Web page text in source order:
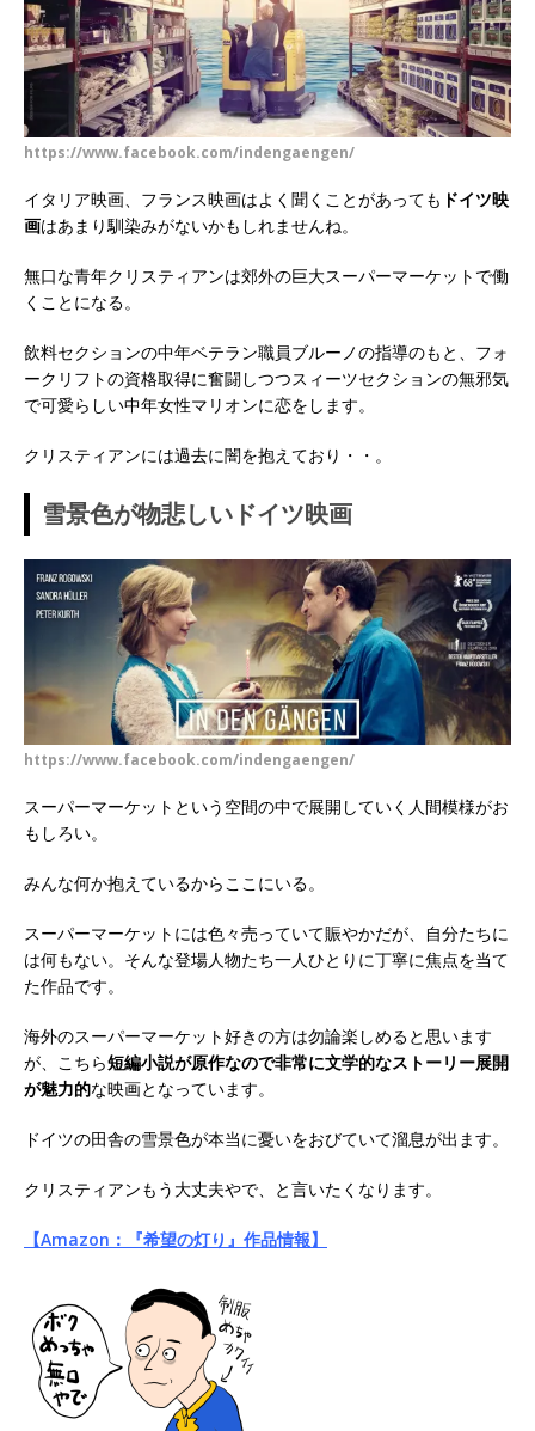
https://www.facebook.com/indengaengen/
イタリア映画、フランス映画はよく聞くことがあっても ドイツ映
画はあまり馴染みがないかもしれませんね。
無口な青年クリスティアンは郊外の巨大スーパーマーケットで働
くことになる。
飲料セクションの中年ベテラン職員ブルーノの指導のもと、フォ
ークリフトの資格取得に奮闘しつつスィーツセクションの無邪気
で可愛らしい中年女性マリオンに恋をします。
クリスティアンには過去に闇を抱えており・・。
雪景色が物悲しいドイツ映画
https://www.facebook.com/indengaengen/
スーパーマーケットという空間の中で展開していく人間模様がお
もしろい。
みんな何か抱えているからここにいる。
スーパーマーケットには色々売っていて賑やかだが、自分たちに
は何もない。そんな登場人物たち一人ひとりに丁寧に焦点を当て
た作品です。
海外のスーパーマーケット好きの方は勿論楽しめると思います
が、こちら短編小説が原作なので非常に文学的なストーリー展開
が魅力的な映画となっています。
ドイツの田舎の雪景色が本当に憂いをおびていて溜息が出ます。
クリスティアンもう大丈夫やで、と言いたくなります。
【Amazon：『希望の灯り』作品情報】